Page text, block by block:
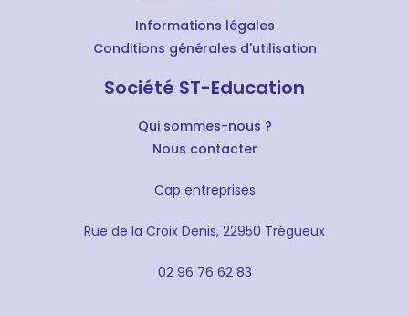
Informations légales
Conditions générales d'utilisation
Société ST-Education
Qui sommes-nous ?
Nous contacter
Cap entreprises
Rue de la Croix Denis, 22950 Trégueux
02 96 76 62 83